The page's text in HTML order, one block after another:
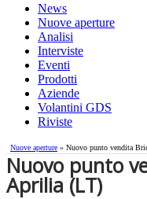
News
Nuove aperture
Analisi
Interviste
Eventi
Prodotti
Aziende
Volantini GDS
Riviste
Nuove aperture » Nuovo punto vendita
Nuovo punto
Aprilia (LT)